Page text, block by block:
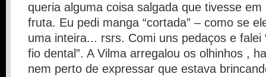
queria alguma coisa salgada que tivesse
fruta. Eu pedi manga “cortada” – como se
uma inteira... rsrs. Comi uns pedaços e falei
fio dental”. A Vilma arregalou os olhinhos ,
nem perto de expressar que estava